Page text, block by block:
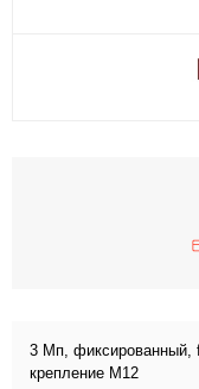
3 Мп, фиксированный,
крепление M12